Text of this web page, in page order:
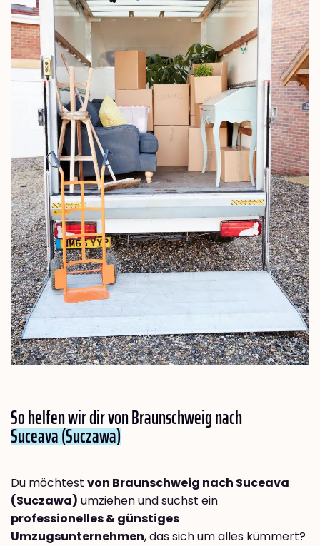
So helfen wir dir von Braunschweig nach
Suceava (Suczawa)
Du möchtest von Braunschweig nach Suceava
(Suczawa) umziehen und suchst ein
professionelles & günstiges
Umzugsunternehmen, das sich um alles kümmert?